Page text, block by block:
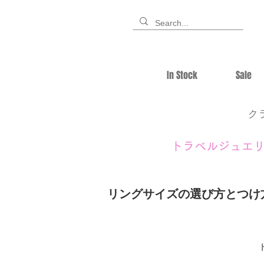
In Stock Sale
ク
トラベルジュエ
リングサイズの選び方とつけ